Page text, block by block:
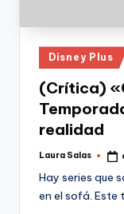
Publicado
en
Disney Plus
(Crítica)
realidad
Publicado
Laura Salas
Hay series que
en el sofá. Este